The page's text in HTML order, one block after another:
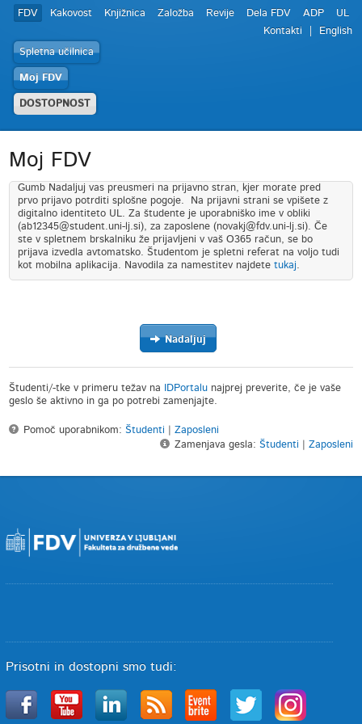
FDV Kakovost Knjižnica Založba Revije Dela FDV ADP
UL
Kontakti
English
Spletna učilnica
Moj FDV
DOSTOPNOST
Moj FDV
Gumb Nadaljuj vas preusmeri na prijavno stran, kjer morate pred
prvo prijavo potrditi splošne pogoje. Na prijavni strani se vpišete z
digitalno identiteto UL. Za študente je uporabniško ime v obliki
(ab12345@student.uni-lj.si), za zaposlene (novakj@fdv.uni-lj.si). Če
ste v spletnem brskalniku že prijavljeni v vaš O365 račun, se bo
prijava izvedla avtomatsko. Študentom je spletni referat na voljo tudi
kot mobilna aplikacija. Navodila za namestitev najdetetukaj.
Nadaljuj
Študenti/-tke v primeru težav na IDPortalu najprej preverite, če je vaše
geslo še aktivno in ga po potrebi zamenjajte.
Pomoč uporabnikom:Študenti |Zaposleni
Zamenjava gesla: Študenti Zaposleni
Prisotni in dostopni smo tudi: